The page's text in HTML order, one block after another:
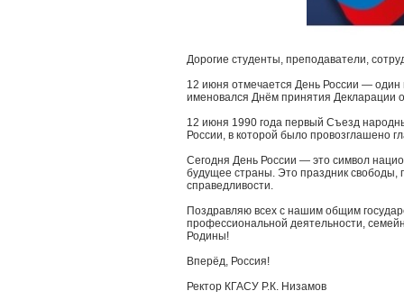
Дорогие студенты, преподаватели,
12 июня отмечается День России — один
именовался Днём принятия Декларации
12 июня 1990 года первый Съезд
России, в которой было провозглашено
Сегодня День России — это символ
будущее страны. Это праздник свободы,
справедливости.
Поздравляю всех с нашим общим
профессиональной деятельности,
Родины!
Вперёд, Россия!
Ректор КГАСУ Р.К. Низамов